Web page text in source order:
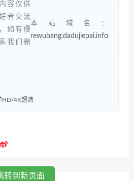
容仅供
者交流
如有侵
我们删
本站域名：
rewubang.dadujiepai.info
HD/4K超清
转到新页面